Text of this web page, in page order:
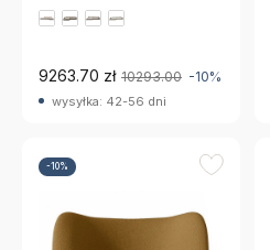
9263.70 zł 10293.00 -10%
wysyłka: 42-56 dni
-10%